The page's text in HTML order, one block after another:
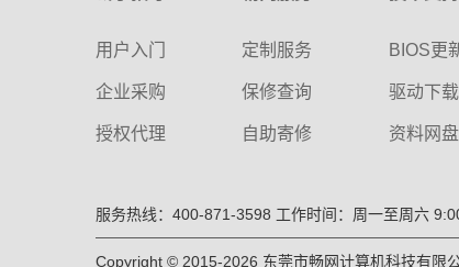
用户入门
企业采购
授权代理
定制服务
保修查询
自助寄修
BIOS更
驱动下载
资料网盘
服务热线：400-871-3598 工作时间：周一至周六
Copyright © 2015-2026 东莞市畅网计算机科技有限